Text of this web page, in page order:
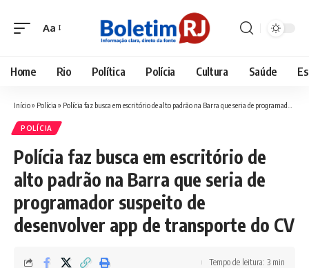
Font
Aa
Home Rio Política Polícia Cultura Saúde
Início» Polícia » Polícia faz busca em escritório de alto padrão na Barra que seria de programador suspeito de desenvolver app de transporte do CV
POLÍCIA
Polícia faz busca em escritório de
alto padrão na Barra que seria de
programador suspeito de
desenvolver app de transporte do CV
Tempo de leitura: 3 min